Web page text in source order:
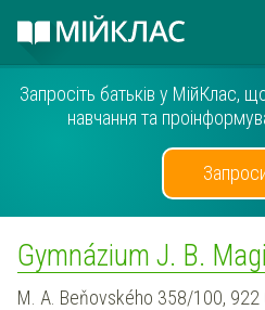
Запросіть батьків у МійКлас,
навчання та
Gymnázium J. B.
M. A. Beňovského 358/100, 922